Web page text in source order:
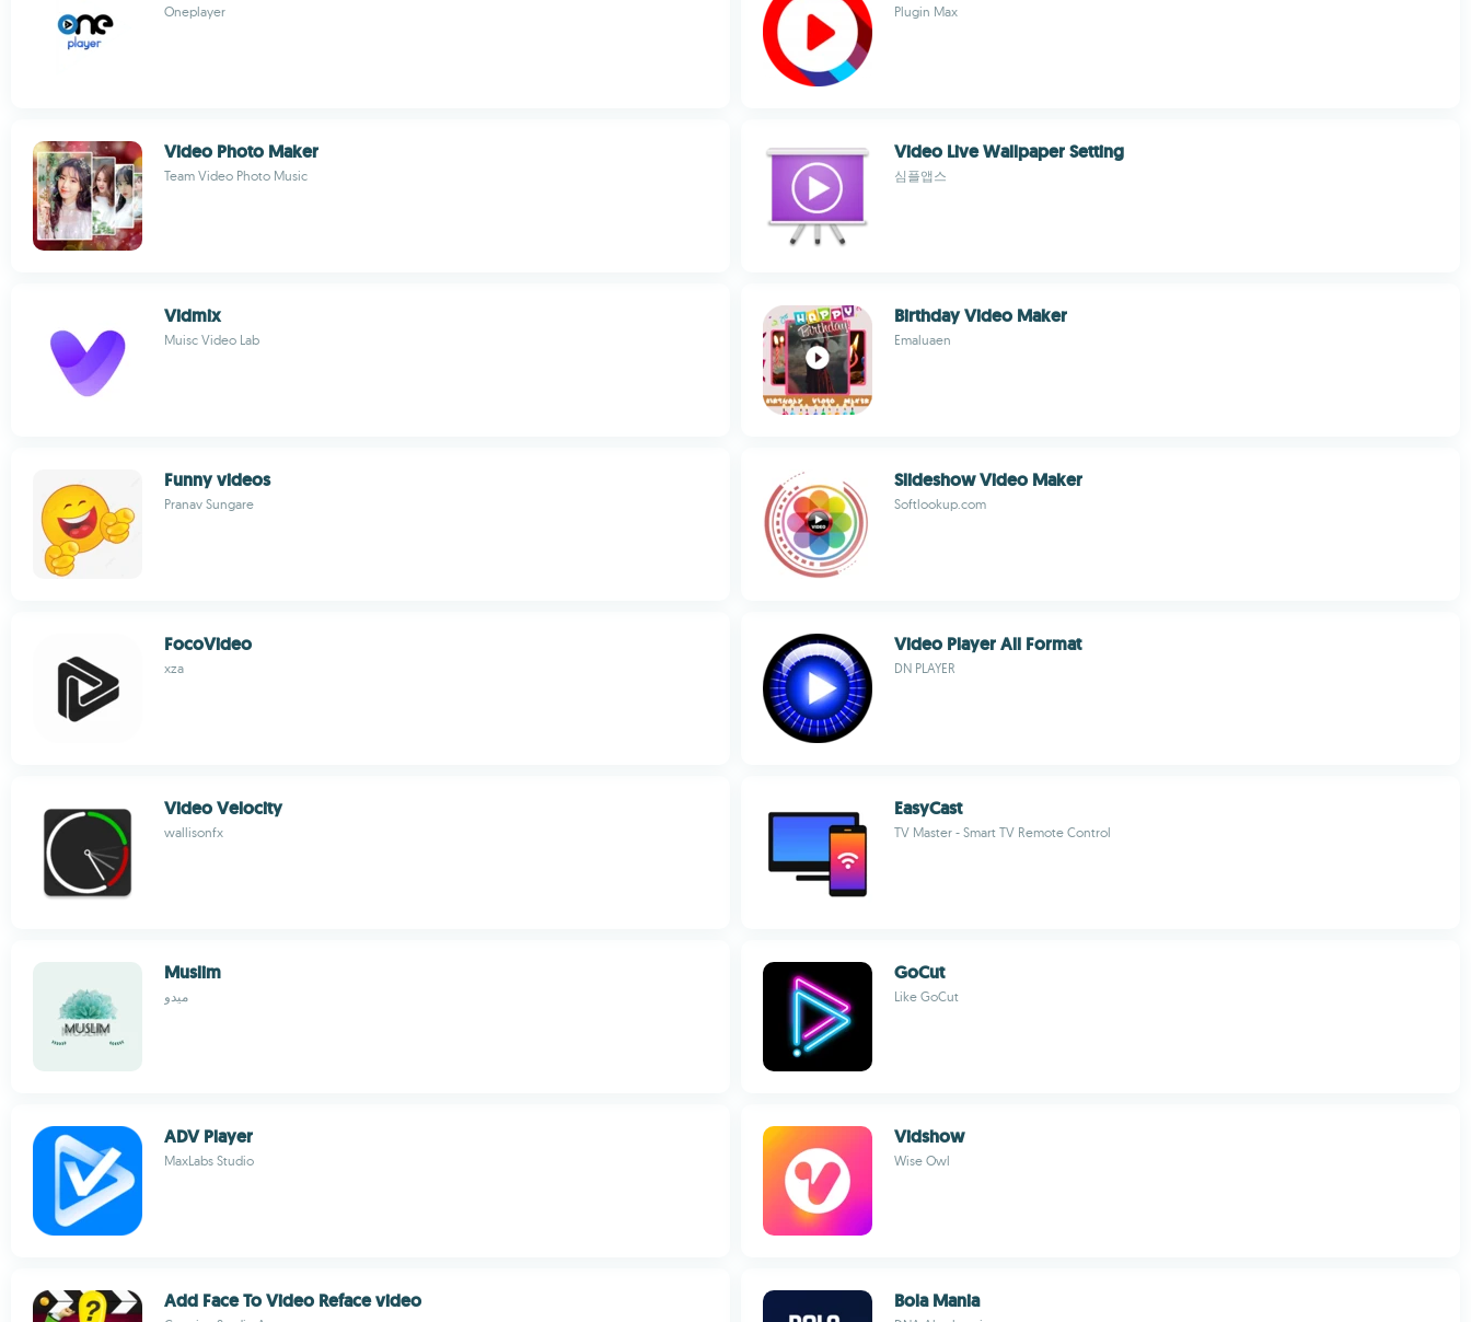
Oneplayer Plugin Max
Video Photo Maker
Team Video Photo Music
Video Live Wallpaper Setting
심플앱스
Vidmix
Muisc Video Lab
Birthday Video Maker
Emaluaen
Funny videos
Pranav Sungare
Slideshow Video Maker
Softlookup.com
FocoVideo
xza
Video Player All Format
DN PLAYER
Video Velocity
wallisonfx
EasyCast
TV Master - Smart TV Remote Control
Muslim
ميدو
GoCut
Like GoCut
ADV Player
MaxLabs Studio
Vidshow
Wise Owl
Add Face To Video Reface video Bola Mania